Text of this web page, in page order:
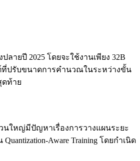
ลายปี 2025 โดยจะใช้งานเพียง 32B
ที่ปรับขนาดการคำนวณในระหว่างขั้น
ดท้าย
นใหญ่มีปัญหาเรื่องการวางแผนระยะ
Aware Training โดยกำเนิด